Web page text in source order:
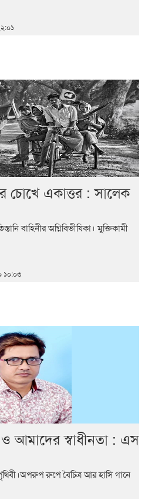
চোখে একাত্তর : সালেক
বাহিনীর অগ্নিবিভীষিকা। মুক্তিকামী
১০:০৩
ও আমাদের স্বাধীনতা : এস
রুপে বৈচিত্র আর হাসি গানে